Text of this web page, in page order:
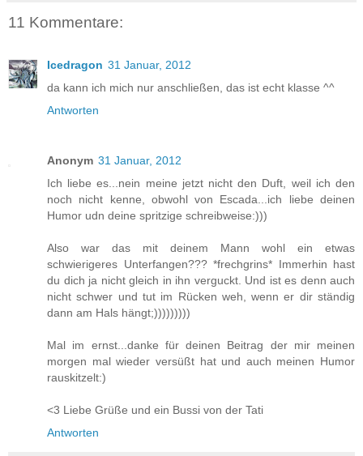
11 Kommentare:
Icedragon 31 Januar, 2012
da kann ich mich nur anschließen, das ist echt klasse ^^
Antworten
Anonym 31 Januar, 2012
Ich liebe es...nein meine jetzt nicht den Duft, weil ich den
noch nicht kenne, obwohl von Escada...ich liebe deinen
Humor udn deine spritzige schreibweise:)))
Also war das mit deinem Mann wohl ein etwas
schwierigeres Unterfangen??? *frechgrins* Immerhin hast
du dich ja nicht gleich in ihn verguckt. Und ist es denn auch
nicht schwer und tut im Rücken weh, wenn er dir ständig
dann am Hals hängt;)))))))))
Mal im ernst...danke für deinen Beitrag der mir meinen
morgen mal wieder versüßt hat und auch meinen Humor
rauskitzelt:)
<3 Liebe Grüße und ein Bussi von der Tati
Antworten